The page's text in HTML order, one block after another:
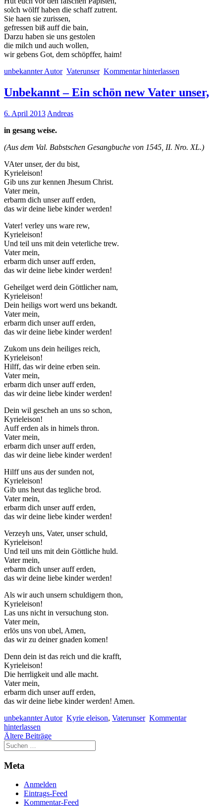
solch wölff haben die schaff zutrent.
Sie haen sie zurissen,
gefressen biß auff die bain,
Darzu haben sie uns gestolen
die milch und auch wollen,
wir gebens Got, dem schöpffer, haim!
unbekannter Autor Vaterunser Kommentar hinterlassen
Unbekannt – Ein schön new Vater unser,
6. April 2013 Andreas
in gesang weise.
(Aus dem Val. Babstschen Gesangbuche von 1545, II. Nro. XL.)
VAter unser, der du bist,
Kyrieleison!
Gib uns zur kennen Jhesum Christ.
Vater mein,
erbarm dich unser auff erden,
das wir deine liebe kinder werden!
Vater! verley uns ware rew,
Kyrieleison!
Und teil uns mit dein veterliche trew.
Vater mein,
erbarm dich unser auff erden,
das wir deine liebe kinder werden!
Geheilget werd dein Göttlicher nam,
Kyrieleison!
Dein heiligs wort werd uns bekandt.
Vater mein,
erbarm dich unser auff erden,
das wir deine liebe kinder werden!
Zukom uns dein heiliges reich,
Kyrieleison!
Hilff, das wir deine erben sein.
Vater mein,
erbarm dich unser auff erden,
das wir deine liebe kinder werden!
Dein wil gescheh an uns so schon,
Kyrieleison!
Auff erden als in himels thron.
Vater mein,
erbarm dich unser auff erden,
das wir deine liebe kinder werden!
Hilff uns aus der sunden not,
Kyrieleison!
Gib uns heut das tegliche brod.
Vater mein,
erbarm dich unser auff erden,
das wir deine liebe kinder werden!
Verzeyh uns, Vater, unser schuld,
Kyrieleison!
Und teil uns mit dein Göttliche huld.
Vater mein,
erbarm dich unser auff erden,
das wir deine liebe kinder werden!
Als wir auch unsern schuldigern thon,
Kyrieleison!
Las uns nicht in versuchung ston.
Vater mein,
erlös uns von ubel, Amen,
das wir zu deiner gnaden komen!
Denn dein ist das reich und die krafft,
Kyrieleison!
Die herrligkeit und alle macht.
Vater mein,
erbarm dich unser auff erden,
das wir deine liebe kinder werden! Amen.
unbekannter Autor Kyrie eleison, Vaterunser Kommentar
hinterlassen
Beitragsnavigation
Ältere Beiträge
Meta
Anmelden
Eintrags-Feed
Kommentar-Feed